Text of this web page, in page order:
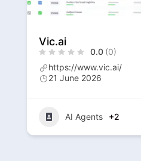
Vogent AI
0.0(0)
https://www.vogent.ai/
20 June 2026
AI Agents +2